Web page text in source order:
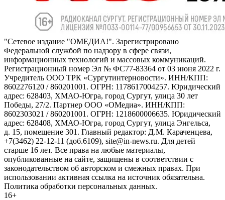
"Сетевое издание "ОМЕДИА!". Зарегистрировано
Федеральной службой по надзору в сфере связи,
информационных технологий и массовых коммуникаций.
Регистрационный номер Эл № ФС77-83364 от 03 июня 2022 г.
Учредитель ООО ТРК «Сургутинтерновости». ИНН/КПП:
8602276120 / 860201001. ОГРН: 1178617004257. Юридический
адрес: 628403, ХМАО-Югра, город Сургут, улица 30 лет
Победы, 27/2. Партнер ООО «ОМедиа». ИНН/КПП:
8602303021 / 860201001. ОГРН: 1218600006635. Юридический
адрес: 628408, ХМАО-Югра, город Сургут, улица Энгельса,
д. 15, помещение 301. Главный редактор: Д.М. Караченцева,
+7(3462) 22-12-11 (доб.6109), site@in-news.ru. Для детей
старше 16 лет. Все права на любые материалы,
опубликованные на сайте, защищены в соответствии с
законодательством об авторском и смежных правах. При
использовании активная ссылка на источник обязательна.
Политика обработки персональных данных.
16+